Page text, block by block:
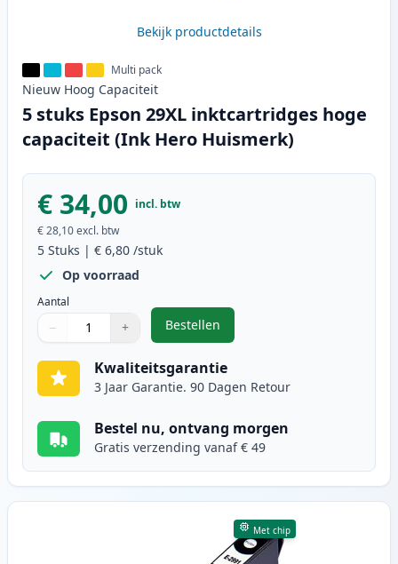
Bekijk productdetails
Multi pack
Nieuw Hoog Capaciteit
5 stuks Epson 29XL inktcartridges hoge
capaciteit (Ink Hero Huismerk)
€ 34,00 incl. btw
€ 28,10excl. btw
5 Stuks | € 6,80 /stuk
Op voorraad
Aantal
Gebruik de knoppen om aan te passen
− +
1
Bestellen
,5 stuks Epson 29XL
Kwaliteitsgarantie
3 Jaar Garantie. 90 Dagen Retour
Bestel nu, ontvang morgen
Gratis verzending vanaf € 49
Met chip